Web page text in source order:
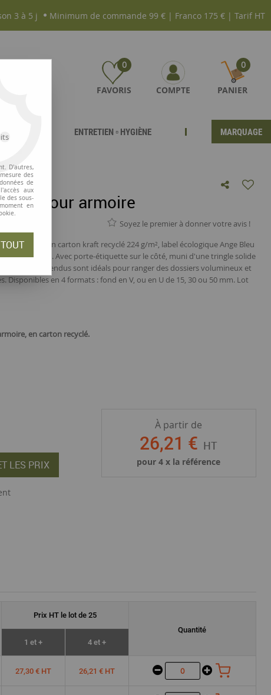
3 à 5 j Minimum de commande 99 € | Franco 175 € | Tarif HT
0
FAVORIS COMPTE
0
PANIER
ENTRETIEN ▫ HYGIÈNE MARQUAGE
pour armoire
Soyez le premier à donner votre avis !
format A4, en carton kraft recyclé 224 g/m², label écologique Ange Bleu
recyclé). Avec porte-étiquette sur le côté, muni d'une tringle solide
dossiers suspendus sont idéals pour ranger des dossiers volumineux et
Disponibles en 4 formats : fond en V, ou en U de 15, 30 ou 50 mm. Lot
en carton recyclé.
LES PRIX
À partir de
26,21 € HT
pour4 x la référence
Prix HT le lot de 25
1 et + 4 et +
Quantité
27,30 € HT 26,21 € HT
D'autres,
des
de
aux
des sous-
en